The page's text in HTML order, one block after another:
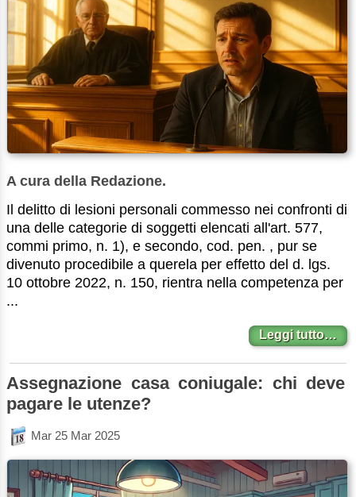
A cura della Redazione.
Il delitto di lesioni personali commesso nei confronti di
una delle categorie di soggetti elencati all'art. 577,
commi primo, n. 1), e secondo, cod. pen. , pur se
divenuto procedibile a querela per effetto del d. lgs.
10 ottobre 2022, n. 150, rientra nella competenza per
...
Leggi tutto…
Assegnazione casa coniugale: chi deve
pagare le utenze?
Mar 25 Mar 2025